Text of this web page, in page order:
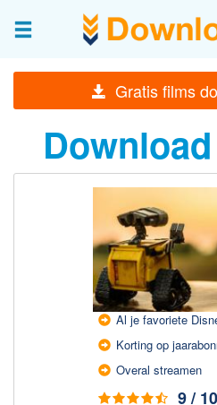
Gratis films
Afbeeldingen & fotografie
Beheren en bekijken
Afbeelding & foto bewerken
Audio & Video
Branden en Rippen
Converteren
Media streamen
Opnemen Audio en Video
Video bewerken
Al je favoriete
Korting op
Overal streamen
9 / 10